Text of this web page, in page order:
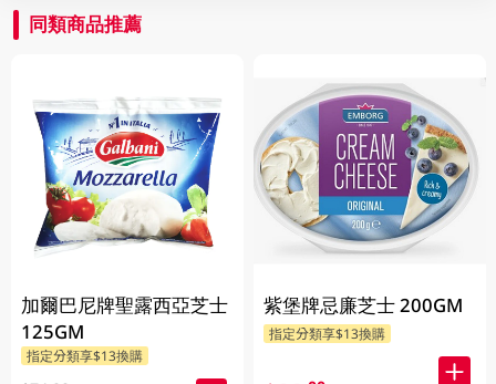
同類商品推薦
加爾巴尼牌聖露西亞芝士
125GM
指定分類享$13換購
紫堡牌忌廉芝士 200GM
指定分類享$13換購